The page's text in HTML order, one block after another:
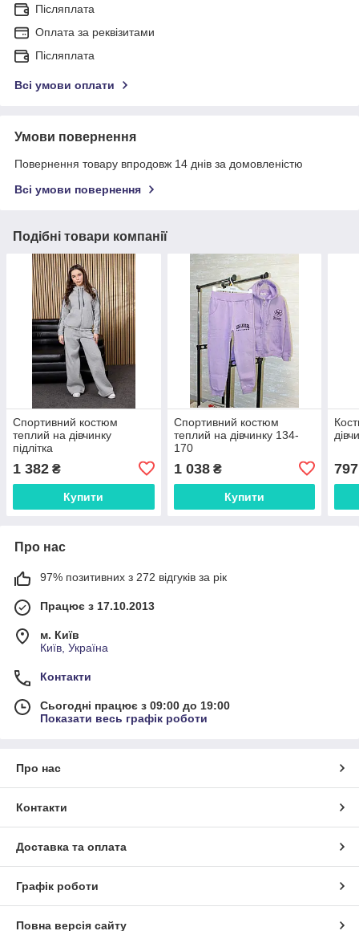
Післяплата
Оплата за реквізитами
Післяплата
Всі умови оплати
Умови повернення
Повернення товару впродовж 14 днів за домовленістю
Всі умови повернення
Подібні товари компанії
Спортивний костюм
теплий на дівчинку
підлітка
1 382 ₴
Купити
Спортивний костюм
теплий на дівчинку 134-
170
1 038₴
Купити
797
Про нас
97% позитивних з 272 відгуків за рік
Працює з 17.10.2013
м. Київ
Київ, Україна
Контакти
Сьогодні працює з 09:00 до 19:00
Показати весь графік роботи
Про нас
Контакти
Доставка та оплата
Графік роботи
Повна версія сайту